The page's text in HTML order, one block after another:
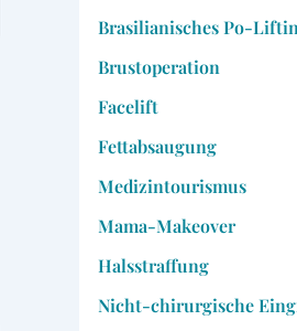
Brasilianisches Po-
Brustoperation
Facelift
Fettabsaugung
Medizintourismus
Mama-Makeover
Halsstraffung
Nicht-chirurgische